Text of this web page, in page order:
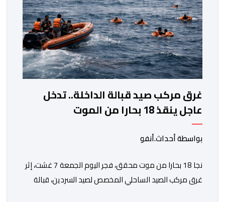
غرق مركب صيد قبالة الداخلة.. تدخل
عاجل ينقذ 18 بحارا من الموت
بواسطة أحداث.أنفو
نجا 18 بحارا من موت محقق، فجر اليوم الجمعة 7 غشت، إثر
غرق مركب الصيد الساحلي المخصص لصيد السردين، قبالة